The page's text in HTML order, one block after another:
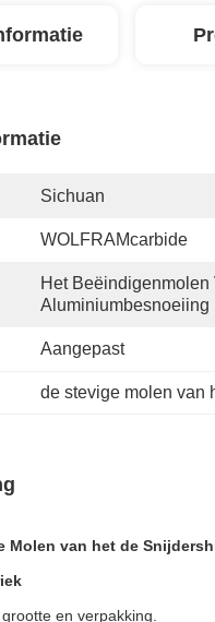
Sichuan
WOLFRAMcarbide
Het Beëindigenmolen
Aluminiumbesnoeiing
Aangepast
de stevige molen van
Molen van het de
en verpakking.